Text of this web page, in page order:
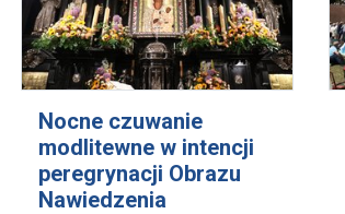
Nocne czuwanie
modlitewne w intencji
peregrynacji Obrazu
Nawiedzenia